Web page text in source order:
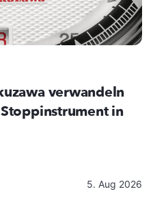
verwandeln
in
5. Aug 2026